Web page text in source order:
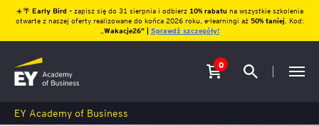
☀️🌴 Early Bird – zapisz się do 31 sierpnia i odbierz10% rabatu na wszystkie szkolenia
otwarte z naszej oferty realizowane do końca 2026 roku, e-learningi aż 50% taniej. Kod:
Wakacje26″ | Sprawdź szczegóły!
0
EY Academy of Business